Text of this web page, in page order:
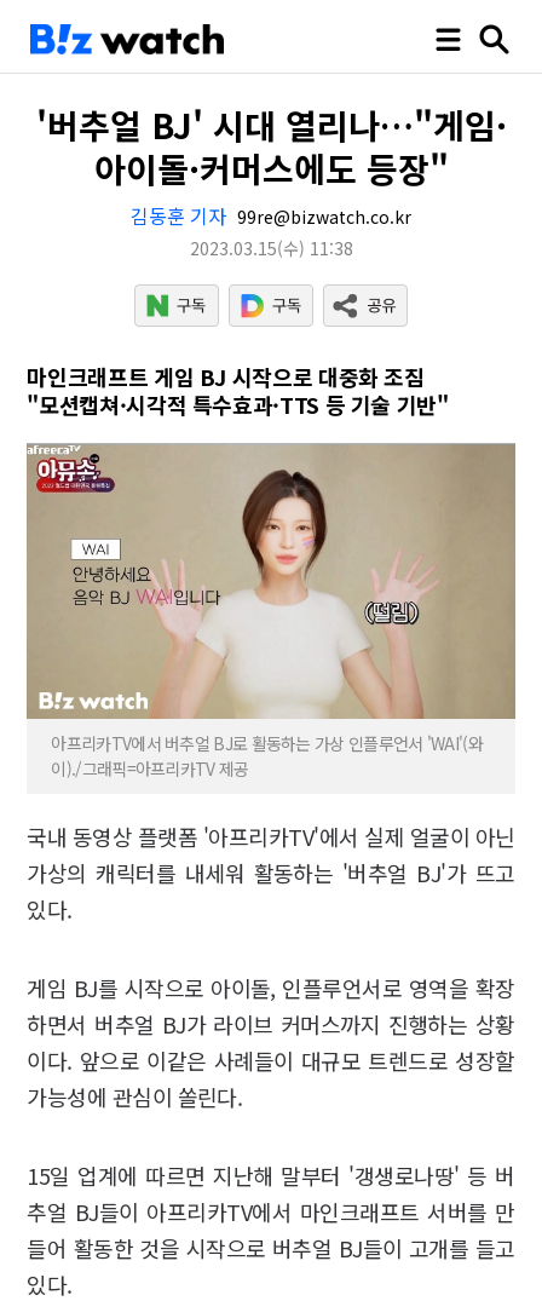
'버추얼 BJ' 시대 열리나…"게임·
아이돌·커머스에도 등장"
김동훈 기자 99re@bizwatch.co.kr
2023.03.15(수) 11:38
마인크래프트 게임 BJ 시작으로 대중화 조짐
"모션캡쳐·시각적 특수효과·TTS 등 기술 기반"
아프리카TV에서 버추얼 BJ로 활동하는 가상 인플루언서 'WAI'(와
이)./그래픽=아프리카TV 제공
국내 동영상 플랫폼 '아프리카TV'에서 실제 얼굴이 아닌
가상의 캐릭터를 내세워 활동하는 '버추얼 BJ'가 뜨고
있다.
게임 BJ를 시작으로 아이돌, 인플루언서로 영역을 확장
하면서 버추얼 BJ가 라이브 커머스까지 진행하는 상황
이다. 앞으로 이같은 사례들이 대규모 트렌드로 성장할
가능성에 관심이 쏠린다.
15일 업계에 따르면 지난해 말부터 '갱생로나땅' 등 버
추얼 BJ들이 아프리카TV에서 마인크래프트 서버를 만
들어 활동한 것을 시작으로 버추얼 BJ들이 고개를 들고
있다.